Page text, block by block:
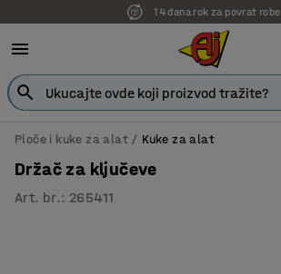
14 dana rok za povrat robe
Ploče i kuke za alat Kuke za alat
Držač za ključeve
Art. br. : 265411